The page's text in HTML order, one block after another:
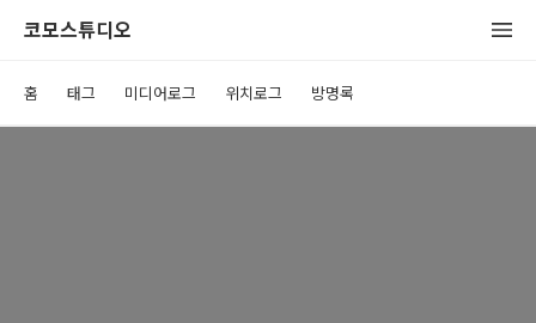
코모스튜디오
홈 태그 미디어로그 위치로그 방명록